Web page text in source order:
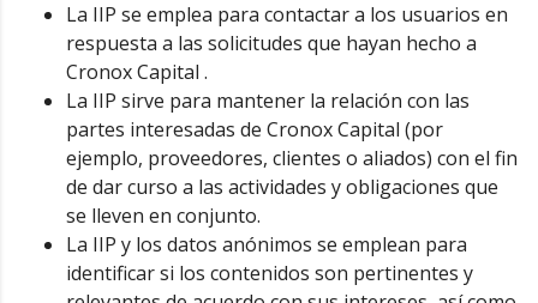
La IIP se emplea para contactar a los usuarios en
respuesta a las solicitudes que hayan hecho a
Cronox Capital .
La IIP sirve para mantener la relación con las
partes interesadas de Cronox Capital (por
ejemplo, proveedores, clientes o aliados) con el fin
de dar curso a las actividades y obligaciones que
se lleven en conjunto.
La IIP y los datos anónimos se emplean para
identificar si los contenidos son pertinentes y